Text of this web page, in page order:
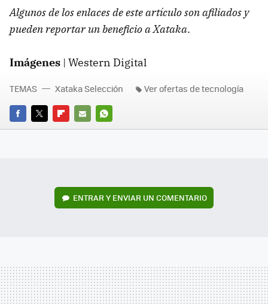
Algunos de los enlaces de este artículo son afiliados y
pueden reportar un beneficio a Xataka.
Imágenes | Western Digital
FACEBOOK
TWITTERFLIPBOARD
E-
WHATSAPP
TEMAS Xataka Selección Ver ofertas de tecnología
ENTRAR Y ENVIAR UN COMENTARIO